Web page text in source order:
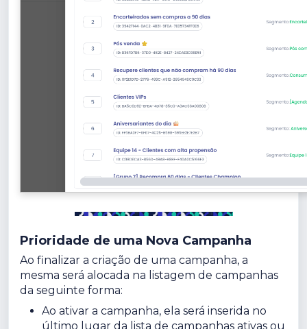
Prioridade de uma Nova Campanha
Ao finalizar a criação de uma campanha, a
mesma será alocada na listagem de campanhas
da seguinte forma:
Ao ativar a campanha, ela será inserida no
último lugar da lista de campanhas ativas ou